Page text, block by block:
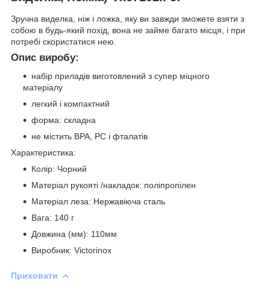
Зручна виделка, ніж і ложка, яку ви завжди зможете взяти з
собою в будь-який похід, вона не займе багато місця, і при
потребі скористатися нею.
Опис виробу:
набір приладів виготовлений з супер міцного
матеріалу
легкий і компактний
форма: складна
не містить BPA, PC і фталатів
Характеристика:
Колір: Чорний
Матеріал рукояті /накладок: поліпропілен
Матеріал леза: Нержавіюча сталь
Вага: 140 г
Довжина (мм): 110мм
Виробник: Victorinox
Приховати